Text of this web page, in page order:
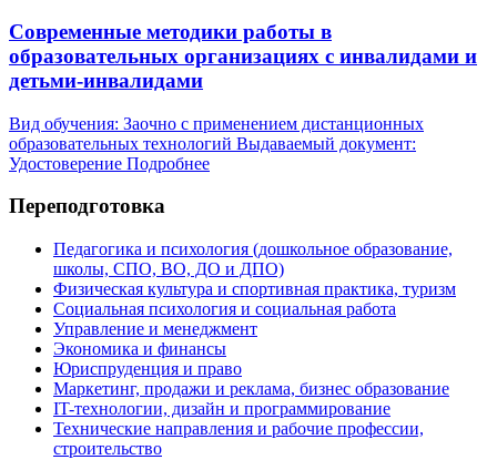
Современные методики работы в
образовательных организациях с инвалидами и
детьми-инвалидами
Вид обучения: Заочно с применением дистанционных
образовательных технологий Выдаваемый документ:
Удостоверение Подробнее
Переподготовка
Педагогика и психология (дошкольное образование,
школы, СПО, ВО, ДО и ДПО)
Физическая культура и спортивная практика, туризм
Социальная психология и социальная работа
Управление и менеджмент
Экономика и финансы
Юриспруденция и право
Маркетинг, продажи и реклама, бизнес образование
IT-технологии, дизайн и программирование
Технические направления и рабочие профессии,
строительство